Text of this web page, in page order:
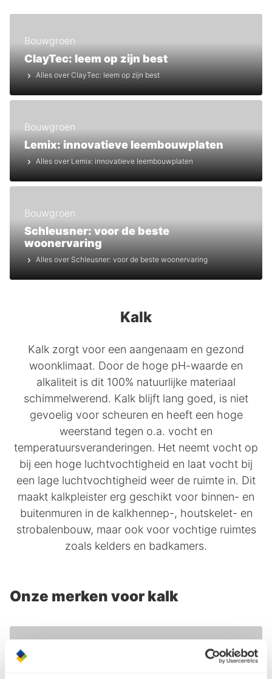
ClayTec: leem op zijn best
Bouwgroen
Alles over ClayTec: leem op zijn best
Lemix: innovatieve leembouwplaten
Bouwgroen
Alles over Lemix: innovatieve leembouwplaten
Schleusner: voor de beste
woonervaring
Bouwgroen
Alles over Schleusner: voor de beste woonervaring
Kalk
Kalk zorgt voor een aangenaam en gezond
woonklimaat. Door de hoge pH-waarde en
alkaliteit is dit 100% natuurlijke materiaal
schimmelwerend. Kalk blijft lang goed, is niet
gevoelig voor scheuren en heeft een hoge
weerstand tegen o.a. vocht en
temperatuursveranderingen. Het neemt vocht op
bij een hoge luchtvochtigheid en laat vocht bij
een lage luchtvochtigheid weer de ruimte in. Dit
maakt kalkpleister erg geschikt voor binnen- en
buitenmuren in de kalkhennep-, houtskelet- en
strobalenbouw, maar ook voor vochtige ruimtes
zoals kelders en badkamers.
Onze merken voor kalk
Bouwgroen